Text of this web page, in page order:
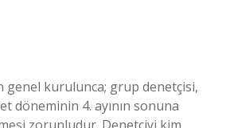
kurulunca; grup denetçisi,
döneminin 4. ayının sonuna